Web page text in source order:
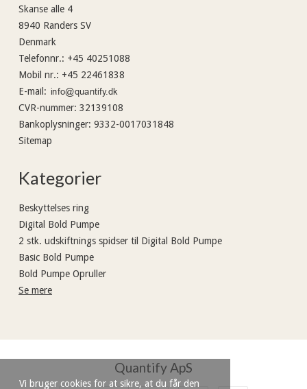
Vi bruger cookies for at sikre, at du får den
Skanse alle 4
8940 Randers SV
Denmark
Telefonnr.: +45 40251088
Mobil nr.: +45 22461838
E-mail :
CVR-nummer: 32139108
Bankoplysninger: 9332-0017031848
Sitemap
Kategorier
Beskyttelses ring
Digital Bold Pumpe
2 stk. udskiftnings spidser til Digital Bold Pumpe
Basic Bold Pumpe
Bold Pumpe Opruller
Se mere
Quantify ApS